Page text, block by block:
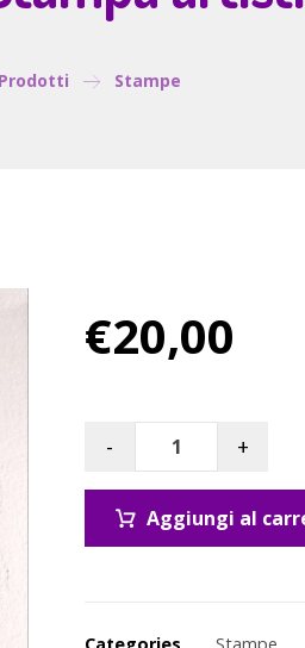
Prodotti Stampe
€20,00
- +
Aggiungi al